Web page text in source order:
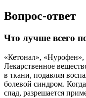
Вопрос-ответ
Что лучше всего
«Кетонал»,
Лекарственное
в ткани, подавляя
болевой синдром.
спад, разрешается